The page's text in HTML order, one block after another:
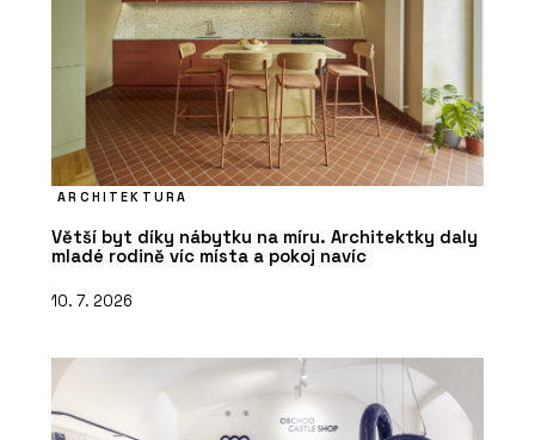
ARCHITEKTURA
Větší byt díky nábytku na míru. Architektky daly
mladé rodině víc místa a pokoj navíc
10. 7. 2026